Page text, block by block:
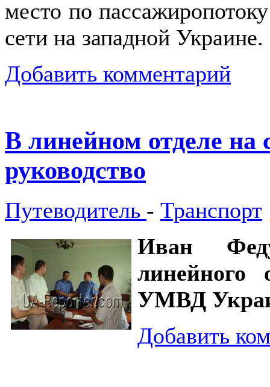
место по
сети на западной Украине.
Добавить комментарий
В линейном отделе на
руководство
Путеводитель - Транспорт
Иван
линейного
УМВД
Добавить